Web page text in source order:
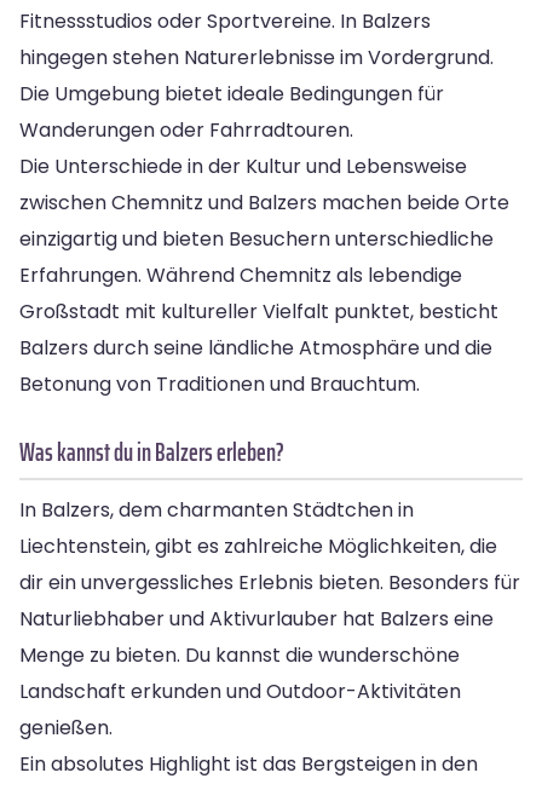
Fitnessstudios oder Sportvereine. In Balzers
hingegen stehen Naturerlebnisse im Vordergrund.
Die Umgebung bietet ideale Bedingungen für
Wanderungen oder Fahrradtouren.
Die Unterschiede in der Kultur und Lebensweise
zwischen Chemnitz und Balzers machen beide Orte
einzigartig und bieten Besuchern unterschiedliche
Erfahrungen. Während Chemnitz als lebendige
Großstadt mit kultureller Vielfalt punktet, besticht
Balzers durch seine ländliche Atmosphäre und die
Betonung von Traditionen und Brauchtum.
Was kannst du in Balzers erleben?
In Balzers, dem charmanten Städtchen in
Liechtenstein, gibt es zahlreiche Möglichkeiten, die
dir ein unvergessliches Erlebnis bieten. Besonders für
Naturliebhaber und Aktivurlauber hat Balzers eine
Menge zu bieten. Du kannst die wunderschöne
Landschaft erkunden und Outdoor-Aktivitäten
genießen.
Ein absolutes Highlight ist das Bergsteigen in den